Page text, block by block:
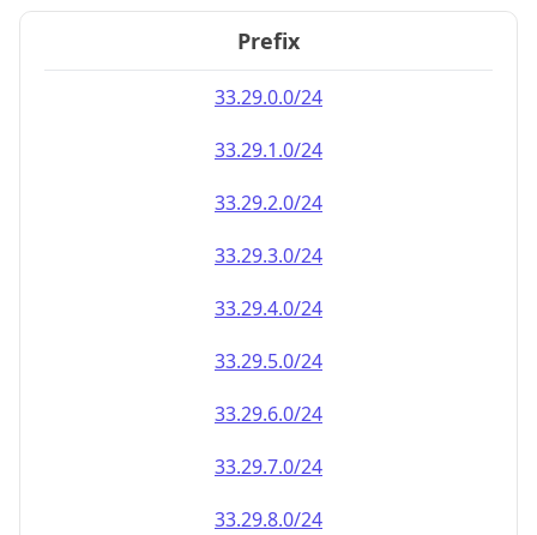
Prefix
33.29.0.0/24
33.29.1.0/24
33.29.2.0/24
33.29.3.0/24
33.29.4.0/24
33.29.5.0/24
33.29.6.0/24
33.29.7.0/24
33.29.8.0/24